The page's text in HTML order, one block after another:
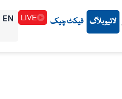
لائیو بلاگ فیکٹ چیک LIVE
EN